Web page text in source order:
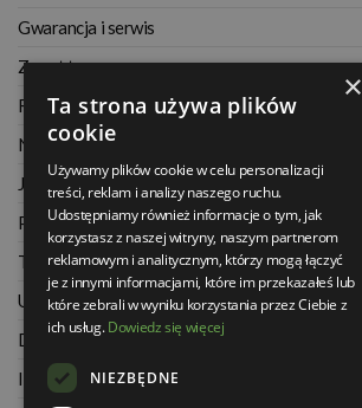
Gwarancja i serwis
Zwrot towaru
Regulamin
Najczęściej zadawane pytania
Jak kupować na raty
Polityka prywatności
Twoje zamówienia
Ustawienia konta
Dane kontaktowe
Informacje o firmie
×
Ta strona używa plików
cookie
Używamy plików cookie w celu personalizacji
treści, reklam i analizy naszego ruchu.
Udostępniamy również informacje o tym, jak
korzystasz z naszej witryny, naszym partnerom
reklamowym i analitycznym, którzy mogą łączyć
je z innymi informacjami, które im przekazałeś lub
które zebrali w wyniku korzystania przez Ciebie z
ich usług.Dowiedz się więcej
NIEZBĘDNE